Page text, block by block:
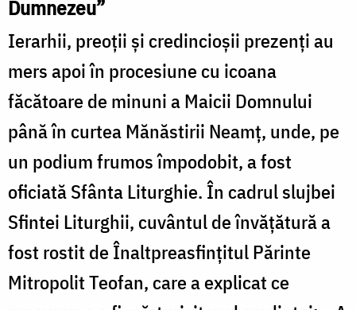
Dumnezeu”
Ierarhii, preoţii şi credincioşii prezenţi au
mers apoi în procesiune cu icoana
făcătoare de minuni a Maicii Domnului
până în curtea Mănăstirii Neamţ, unde, pe
un podium frumos împodobit, a fost
oficiată Sfânta Liturghie. În cadrul slujbei
Sfintei Liturghii, cuvântul de învăţătură a
fost rostit de Înaltpreasfinţitul Părinte
Mitropolit Teofan, care a explicat ce